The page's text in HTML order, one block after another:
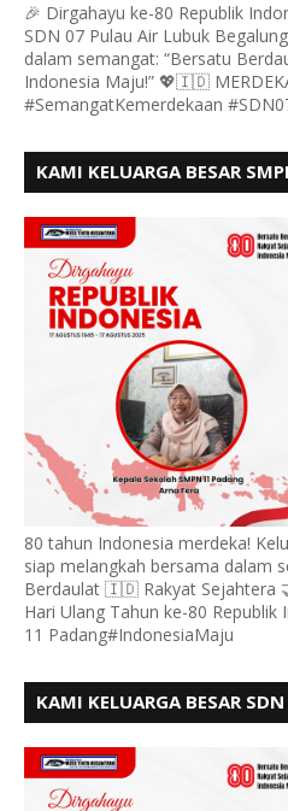
🎉 Dirgahayu ke-80 Republik
SDN 07 Pulau Air Lubuk
dalam semangat: “Bersatu
Indonesia Maju!” 💖🇮🇩
#SemangatKemerdekaan
KAMI KELUARGA BESAR
BERDAULAT
80 tahun Indonesia merdeka!
siap melangkah bersama dalam
Berdaulat 🇮🇩 Rakyat Sejahtera
Hari Ulang Tahun ke-80 Republik
11 Padang#IndonesiaMaju
KAMI KELUARGA BESAR